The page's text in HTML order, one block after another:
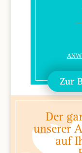
Zur
Der
unserer
auf